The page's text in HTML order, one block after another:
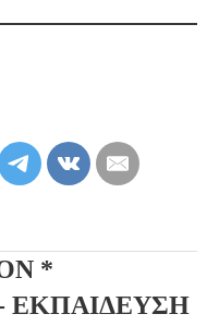
*
ΕΚΠΑΙΔΕΥΣΗ